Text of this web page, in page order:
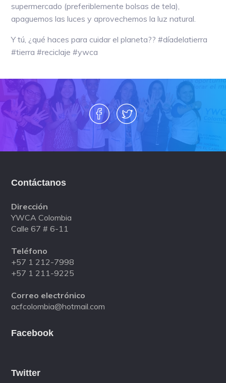
supermercado (preferiblemente bolsas de tela),
apaguemos las luces y aprovechemos la luz natural.
Y tú, ¿qué haces para cuidar el planeta?? #díadelatierra
#tierra #reciclaje #ywca
Contáctanos
Dirección
YWCA Colombia
Calle 67 # 6-11
Teléfono
+57 1 212-7998
+57 1 211-9225
Correo electrónico
acfcolombia@hotmail.com
Facebook
Twitter